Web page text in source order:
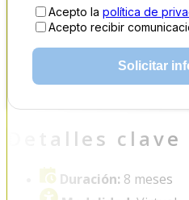
Acepto la política de
Acepto recibir
Solicitar
Detalles clave
Duración: 8 meses